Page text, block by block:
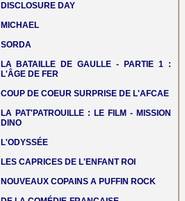
DISCLOSURE DAY
MICHAEL
SORDA
LA BATAILLE DE GAULLE - PARTIE 1 :
L'ÂGE DE FER
COUP DE COEUR SURPRISE DE L'AFCAE
LA PAT'PATROUILLE : LE FILM - MISSION
DINO
L'ODYSSÉE
LES CAPRICES DE L'ENFANT ROI
NOUVEAUX COPAINS A PUFFIN ROCK